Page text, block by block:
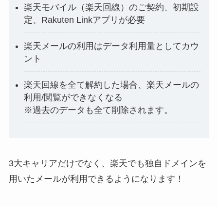
楽天モバイル（楽天回線）のご契約、初期設
定、Rakuten Linkアプリが必要
楽天メールの利用はデータ利用量としてカウ
ント
楽天回線を全て解約した場合、楽天メールの
利用/閲覧ができなくなる
※過去のデータも全て削除されます。
3大キャリアだけでなく、楽天でも独自ドメインを
用いたメールが利用できるようになります！